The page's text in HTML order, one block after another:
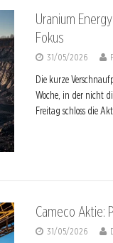
Uranium
Fokus
31/05/2026
Die kurze
Woche, in der nicht
Freitag schloss die
Cameco Aktie:
31/05/2026